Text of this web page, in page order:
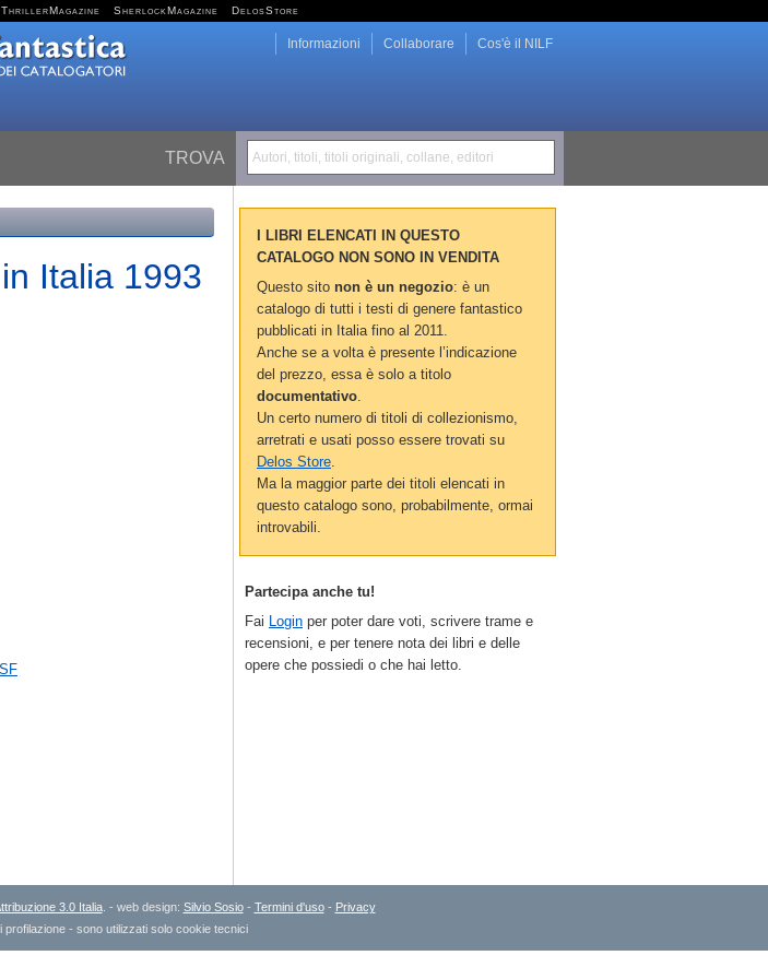
ThrillerMagazine SherlockMagazine DelosStore
TROVA Autori, titoli, titoli originali, collane, editori
Cos'è il NILF
Collaborare
Informazioni
Italia 1993
I LIBRI ELENCATI IN QUESTO
CATALOGO NON SONO IN VENDITA
Questo sito non è un negozio: è un
catalogo di tutti i testi di genere fantastico
pubblicati in Italia fino al 2011.
Anche se a volta è presente l’indicazione
del prezzo, essa è solo a titolo
documentativo
Un certo numero di titoli di collezionismo,
arretrati e usati posso essere trovati su
Delos Store
Ma la maggior parte dei titoli elencati in
questo catalogo sono, probabilmente, ormai
introvabili.
Partecipa anche tu!
Fai Login per poter dare voti, scrivere trame e
recensioni, e per tenere nota dei libri e delle
opere che possiedi o che hai letto.
3.0 Italia. - web design: Silvio Sosio- Termini d'uso- Privacy
- sono utilizzati solo cookie tecnici